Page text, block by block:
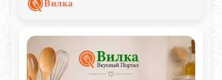
Вилка